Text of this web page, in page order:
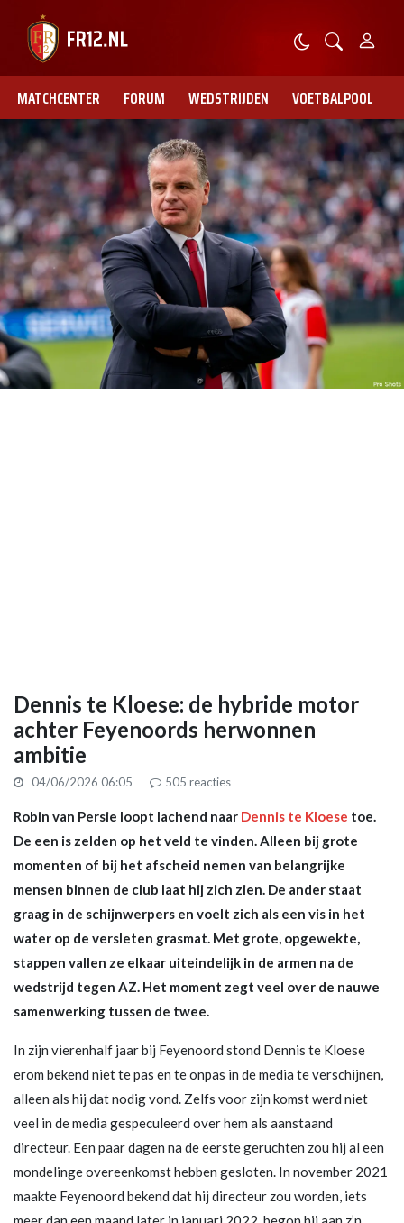
MATCHCENTER FORUM WEDSTRIJDEN VOETBALPOOL
Dennis te Kloese: de hybride motor
achter Feyenoords herwonnen
ambitie
04/06/2026 06:05 505 reacties
Robin van Persie loopt lachend naar Dennis te Kloese toe.
De een is zelden op het veld te vinden. Alleen bij grote
momenten of bij het afscheid nemen van belangrijke
mensen binnen de club laat hij zich zien. De ander staat
graag in de schijnwerpers en voelt zich als een vis in het
water op de versleten grasmat. Met grote, opgewekte,
stappen vallen ze elkaar uiteindelijk in de armen na de
wedstrijd tegen AZ. Het moment zegt veel over de nauwe
samenwerking tussen de twee.
In zijn vierenhalf jaar bij Feyenoord stond Dennis te Kloese
erom bekend niet te pas en te onpas in de media te verschijnen,
alleen als hij dat nodig vond. Zelfs voor zijn komst werd niet
veel in de media gespeculeerd over hem als aanstaand
directeur. Een paar dagen na de eerste geruchten zou hij al een
mondelinge overeenkomst hebben gesloten. In november 2021
maakte Feyenoord bekend dat hij directeur zou worden, iets